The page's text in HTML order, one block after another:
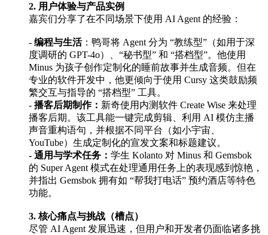
2. 用户体验与产品实例
嘉宾们分享了在不同场景下使用 AI Agent 的经验：
- 编程与生活：鸭哥将 Agent 分为 “教练型”（如用于深
度调研的 GPT-4o）、“秘书型” 和 “搭档型”。他使用
Minus 为孩子创作定制化的睡前故事并生成音频。但在
专业的软件开发中，他更倾向于使用 Cursy 这类鼓励频
繁交互与指导的 “搭档型” 工具。
- 播客后期制作： 新奇使用内测软件 Create Wise 来处理
播客后期。该工具能一键完成剪辑、利用 AI 模仿主播
声音重构语句，并根据不同平台（如小宇宙、
YouTube）生成定制化的宣发文案和标题建议。
- 通用与学术任务： 学生 Kolanto 对 Minus 和 Gemsbok
的 Super Agent 模式在处理通用任务上的表现感到惊艳，
并指出 Gemsbok 拥有如 “帮我打电话” 预约酒店等特色
功能。
3. 核心痛点与挑战（槽点）
尽管 AI Agent 发展迅速，但用户和开发者仍面临诸多挑